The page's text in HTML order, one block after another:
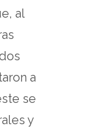
al
a
se
y